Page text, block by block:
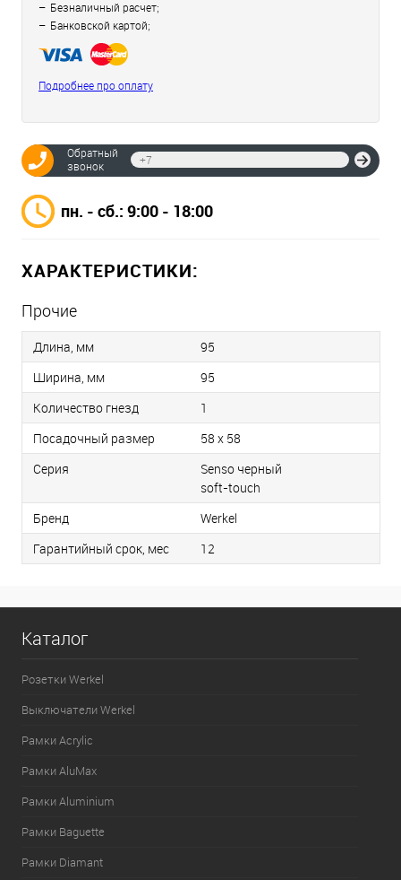
Безналичный расчет;
Банковской картой;
Подробнее про оплату
Обратный
звонок
пн. - сб.: 9:00 - 18:00
ХАРАКТЕРИСТИКИ:
Прочие
Длина, мм
95
Ширина, мм
95
Количество гнезд
1
Посадочный размер
58 х 58
Серия
Senso черный
soft-touch
Бренд
Werkel
Гарантийный срок, мес
12
Каталог
Розетки Werkel
Выключатели Werkel
Рамки Acrylic
Рамки AluMax
Рамки Aluminium
Рамки Baguette
Рамки Diamant